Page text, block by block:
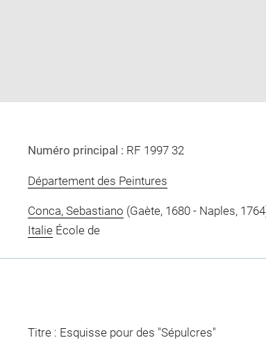
Numéro principal : RF 1997 32
Département des Peintures
Conca, Sebastiano (Gaète, 1680 - Naples,
ItalieÉcole de
Titre : Esquisse pour des "Sépulcres"